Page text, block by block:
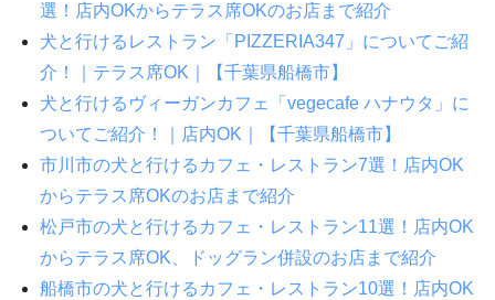
選！店内OKからテラス席OKのお店まで紹介
犬と行けるレストラン「PIZZERIA347」についてご紹
介！｜テラス席OK｜【千葉県船橋市】
犬と行けるヴィーガンカフェ「vegecafe ハナウタ」に
ついてご紹介！｜店内OK｜【千葉県船橋市】
市川市の犬と行けるカフェ・レストラン7選！店内OK
からテラス席OKのお店まで紹介
松戸市の犬と行けるカフェ・レストラン11選！店内OK
からテラス席OK、ドッグラン併設のお店まで紹介
船橋市の犬と行けるカフェ・レストラン10選！店内OK